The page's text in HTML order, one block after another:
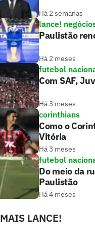
Há 2 semanas
lance!
Paulistão
Há 2 meses
futebol
Com SAF,
Há 3 meses
corinthians
Como o
Vitória
Há 3 meses
futebol
Do meio da
Paulistão
Há 4 meses
MAIS LANCE!